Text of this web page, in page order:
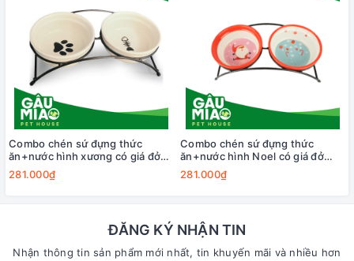
Combo chén sứ đựng thức
ăn+nước hình xương có giá đở
12.5*5cm LWS-5330
281.000₫
Combo chén sứ đựng thức
ăn+nước hình Noel có giá đở
12.5*5cm LWS165023
281.000₫
ĐĂNG KÝ NHẬN TIN
Nhận thông tin sản phẩm mới nhất, tin khuyến mãi và nhiều hơn